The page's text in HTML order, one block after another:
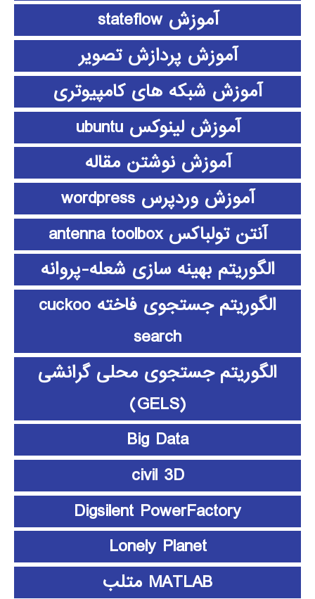
آموزش stateflow
آموزش پردازش تصویر
آموزش شبکه های کامپیوتری
آموزش لینوکس ubuntu
آموزش نوشتن مقاله
آموزش وردپرس wordpress
آنتن تولباکس antenna toolbox
الگوریتم بهینه سازی شعله-پروانه
الگوریتم جستجوی فاخته cuckoo
search
الگوریتم جستجوی محلی گرانشی
(GELS)
Big Data
civil 3D
Digsilent PowerFactory
Lonely Planet
MATLAB متلب